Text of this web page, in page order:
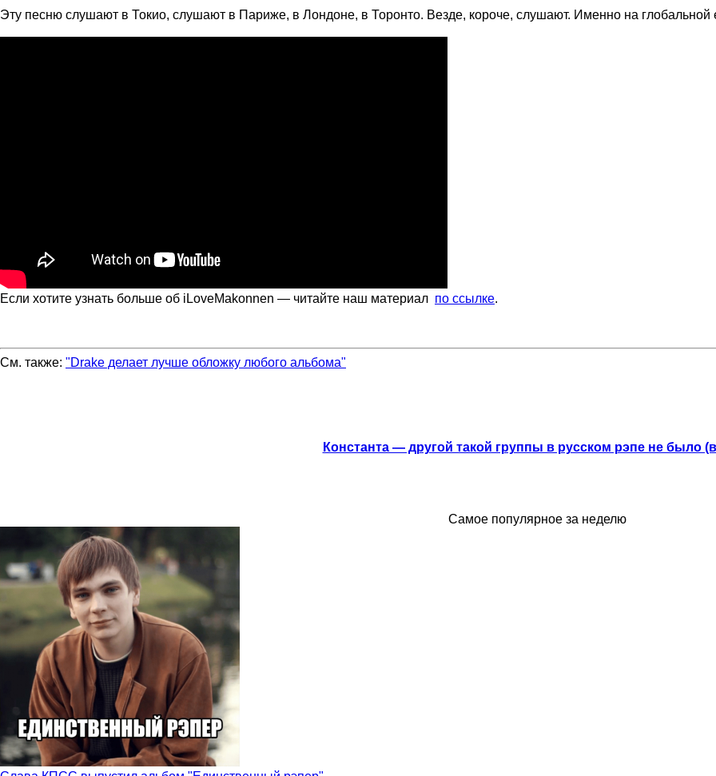
Эту песню слушают в Токио, слушают в Париже, в Лондоне, в Торонто. Везде, короче, слушают. Именно на глобальной
Если хотите узнать больше об iLoveMakonnen — читайте наш материал по ссылке.
См. также: "Drake делает лучше обложку любого альбома"
Константа — другой такой группы в русском рэпе не было
Самое популярное за неделю